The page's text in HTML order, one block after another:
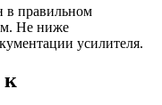
в правильном
Не ниже
усилителя.
к